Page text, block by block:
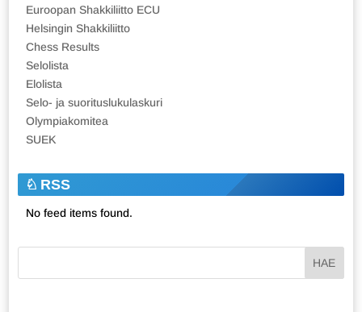
Euroopan Shakkiliitto ECU
Helsingin Shakkiliitto
Chess Results
Selolista
Elolista
Selo- ja suorituslukulaskuri
Olympiakomitea
SUEK
RSS
No feed items found.